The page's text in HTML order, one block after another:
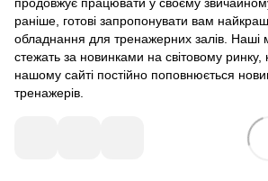
раніше, готові запропонувати вам
обладнання для тренажерних залів.
стежать за новинками на світовому ринку,
нашому сайті постійно поповнюється
тренажерів.